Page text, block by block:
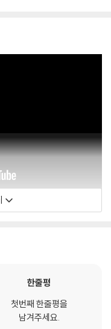
한줄평
첫번째 한줄평을
남겨주세요.